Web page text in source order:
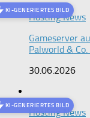
KI-GENERIERTES BILD
Hosting News
Gameserver
Palworld &
30.06.2026
KI-GENERIERTES BILD
Hosting News